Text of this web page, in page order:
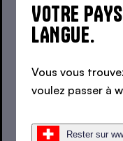
VOTRE
LANGUE.
Vous vous
voulez passer à
Rester sur